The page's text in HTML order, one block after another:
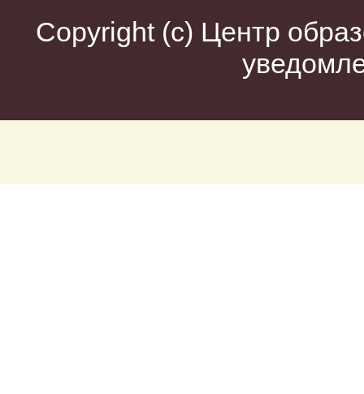
Copyright (c) Центр